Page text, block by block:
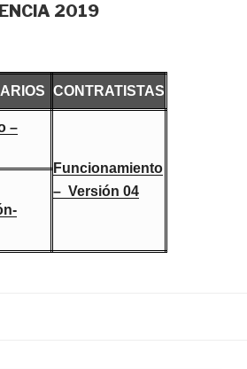
2019
CONTRATISTAS
–
Funcionamiento
– Versión 04